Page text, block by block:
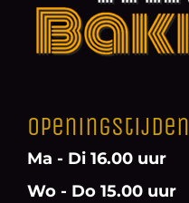
Openingstijden
Ma - Di 16.00 uur
Wo - Do 15.00 uur